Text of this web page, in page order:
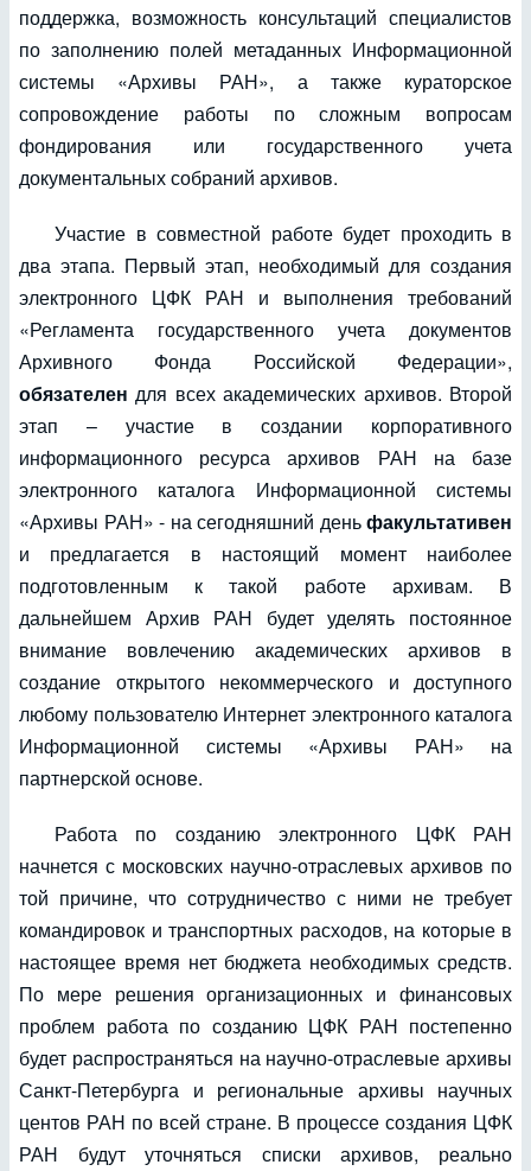
поддержка, возможность консультаций специалистов
по заполнению полей метаданных Информационной
системы «Архивы РАН», а также кураторское
сопровождение работы по сложным вопросам
фондирования или государственного учета
документальных собраний архивов.
Участие в совместной работе будет проходить в
два этапа. Первый этап, необходимый для создания
электронного ЦФК РАН и выполнения требований
«Регламента государственного учета документов
Архивного Фонда Российской Федерации»,
обязателен для всех академических архивов. Второй
этап – участие в создании корпоративного
информационного ресурса архивов РАН на базе
электронного каталога Информационной системы
«Архивы РАН» - на сегодняшний деньфакультативен
и предлагается в настоящий момент наиболее
подготовленным к такой работе архивам. В
дальнейшем Архив РАН будет уделять постоянное
внимание вовлечению академических архивов в
создание открытого некоммерческого и доступного
любому пользователю Интернет электронного каталога
Информационной системы «Архивы РАН» на
партнерской основе.
Работа по созданию электронного ЦФК РАН
начнется с московских научно-отраслевых архивов по
той причине, что сотрудничество с ними не требует
командировок и транспортных расходов, на которые в
настоящее время нет бюджета необходимых средств.
По мере решения организационных и финансовых
проблем работа по созданию ЦФК РАН постепенно
будет распространяться на научно-отраслевые архивы
Санкт-Петербурга и региональные архивы научных
центов РАН по всей стране. В процессе создания ЦФК
РАН будут уточняться списки архивов, реально